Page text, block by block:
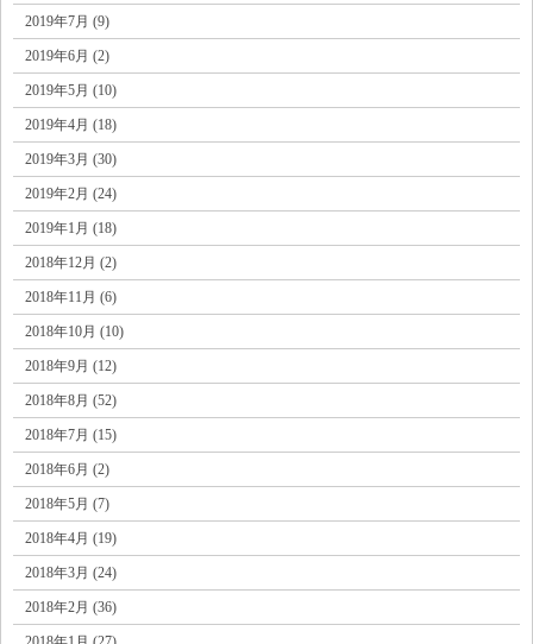
2019年7月 (9)
2019年6月 (2)
2019年5月 (10)
2019年4月 (18)
2019年3月 (30)
2019年2月 (24)
2019年1月 (18)
2018年12月 (2)
2018年11月 (6)
2018年10月 (10)
2018年9月 (12)
2018年8月 (52)
2018年7月 (15)
2018年6月 (2)
2018年5月 (7)
2018年4月 (19)
2018年3月 (24)
2018年2月 (36)